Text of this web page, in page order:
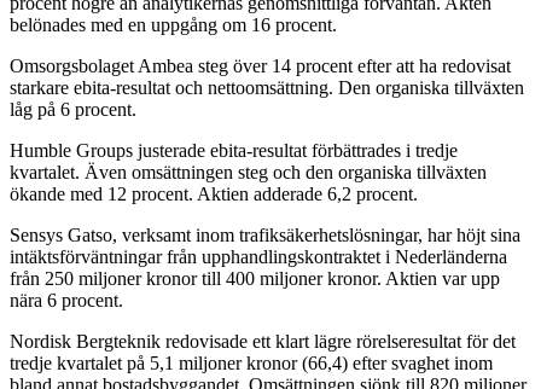
belönades med en uppgång om 16 procent.
Omsorgsbolaget Ambea steg över 14 procent efter att ha redovisat
starkare ebita-resultat och nettoomsättning. Den organiska tillväxten
låg på 6 procent.
Humble Groups justerade ebita-resultat förbättrades i tredje
kvartalet. Även omsättningen steg och den organiska tillväxten
ökande med 12 procent. Aktien adderade 6,2 procent.
Sensys Gatso, verksamt inom trafiksäkerhetslösningar, har höjt sina
intäktsförväntningar från upphandlingskontraktet i Nederländerna
från 250 miljoner kronor till 400 miljoner kronor. Aktien var upp
nära 6 procent.
Nordisk Bergteknik redovisade ett klart lägre rörelseresultat för det
tredje kvartalet på 5,1 miljoner kronor (66,4) efter svaghet inom
bland annat bostadsbyggandet. Omsättningen sjönk till 820 miljoner